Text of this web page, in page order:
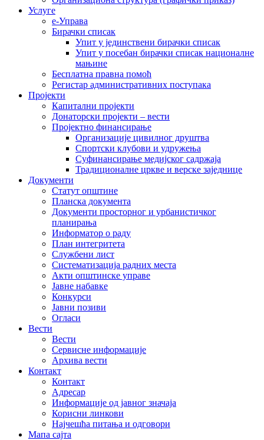
Услуге
е-Управа
Бирачки списак
Упит у јединствени бирачки списак
Упит у посебан бирачки списак националне
мањине
Бесплатна правна помоћ
Регистар административних поступака
Пројекти
Капитални пројекти
Донаторски пројекти – вести
Пројектно финансирање
Организације цивилног друштва
Спортски клубови и удружења
Суфинансирање медијског садржаја
Традиционалне цркве и верске заједнице
Документи
Статут општине
Планска документа
Документи просторног и урбанистичког
планирања
Информатор о раду
План интегритета
Службени лист
Систематизација радних места
Акти општинске управе
Јавне набавке
Конкурси
Јавни позиви
Огласи
Вести
Вести
Сервисне информације
Архива вести
Контакт
Контакт
Адресар
Информације од јавног значаја
Корисни линкови
Најчешћа питања и одговори
Мапа сајта